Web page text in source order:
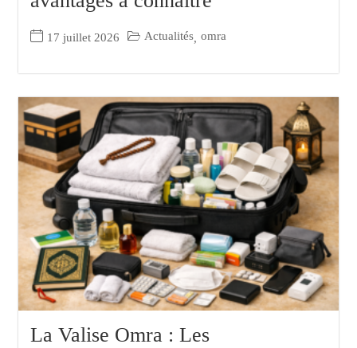
17 juillet 2026 Actualités, omra
La Valise Omra : Les